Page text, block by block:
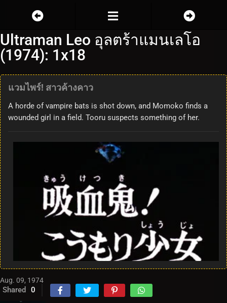
Ultraman Leo อุลตร้าแมนเลโอ
(1974): 1x18
แวมไพร์! สาวค้างคาว
A horde of vampire bats is shot down, and Momoko finds a
wounded girl in a field. Tooru suspects something of her.
Aug. 09, 1974
Shared 0